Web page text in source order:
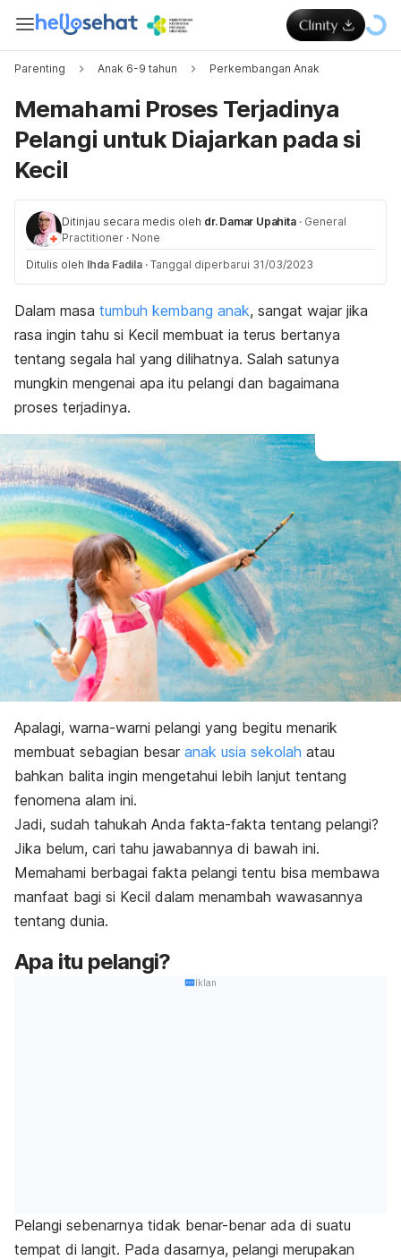
Parenting Anak 6-9 tahun Perkembangan Anak
Memahami Proses Terjadinya
Pelangi untuk Diajarkan pada si
Kecil
Ditinjau secara medis oleh dr. Damar Upahita · General
Practitioner · None
Ditulis oleh Ihda Fadila · Tanggal diperbarui 31/03/2023
Dalam masa tumbuh kembang anak, sangat wajar jika
rasa ingin tahu si Kecil membuat ia terus bertanya
tentang segala hal yang dilihatnya. Salah satunya
mungkin mengenai apa itu pelangi dan bagaimana
proses terjadinya.
Apalagi, warna-warni pelangi yang begitu menarik
membuat sebagian besar anak usia sekolah atau
bahkan balita ingin mengetahui lebih lanjut tentang
fenomena alam ini.
Jadi, sudah tahukah Anda fakta-fakta tentang pelangi?
Jika belum, cari tahu jawabannya di bawah ini.
Memahami berbagai fakta pelangi tentu bisa membawa
manfaat bagi si Kecil dalam menambah wawasannya
tentang dunia.
Apa itu pelangi?
Iklan
Pelangi sebenarnya tidak benar-benar ada di suatu
tempat di langit. Pada dasarnya, pelangi merupakan